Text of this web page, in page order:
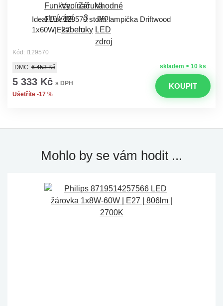
Ideal Lux 129570 stolní lampička Driftwood
1x60W|E27
Kód: I129570
skladem > 10 ks
DMC: 6 453 Kč
5 333 Kč s DPH
Ušetříte -17 %
KOUPIT
Mohlo by se vám hodit ...